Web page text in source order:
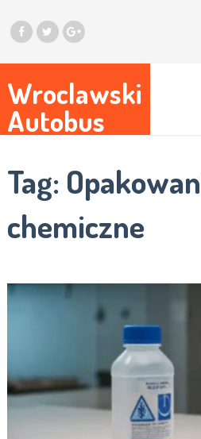
Wroclawski
Autobus
Tag:
chemiczne